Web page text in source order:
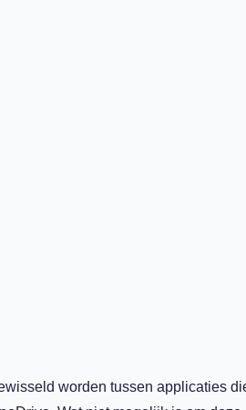
worden tussen applicaties